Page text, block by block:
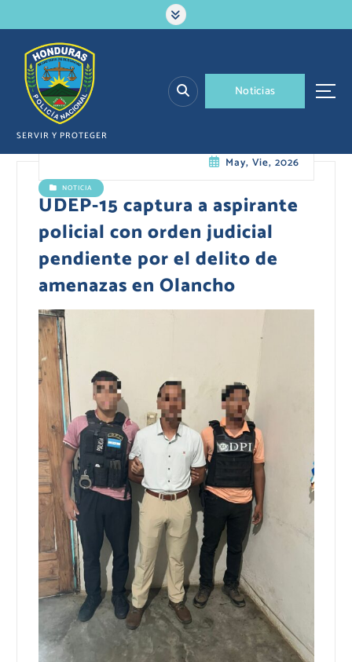
a
SERVIR Y PROTEGER
Noticias
May, Vie, 2026
NOTICIA
UDEP-15 captura a aspirante
policial con orden judicial
pendiente por el delito de
amenazas en Olancho